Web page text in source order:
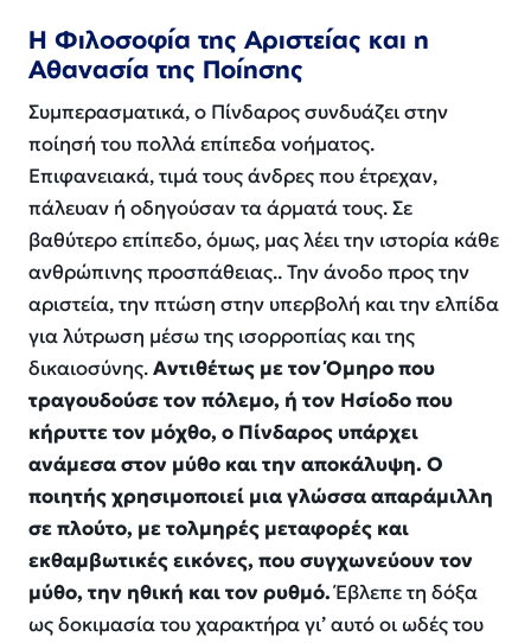
Η Φιλοσοφία της Αριστείας και η
Αθανασία της Ποίησης
Συμπερασματικά, ο Πίνδαρος συνδυάζει στην
ποίησή του πολλά επίπεδα νοήματος.
Επιφανειακά, τιμά τους άνδρες που έτρεχαν,
πάλευαν ή οδηγούσαν τα άρματά τους. Σε
βαθύτερο επίπεδο, όμως, μας λέει την ιστορία κάθε
ανθρώπινης προσπάθειας.. Την άνοδο προς την
αριστεία, την πτώση στην υπερβολή και την ελπίδα
για λύτρωση μέσω της ισορροπίας και της
δικαιοσύνης.Αντιθέτως με τον Όμηρο που
τραγουδούσε τον πόλεμο, ή τον Ησίοδο που
κήρυττε τον μόχθο, ο Πίνδαρος υπάρχει
ανάμεσα στον μύθο και την αποκάλυψη. Ο
ποιητής χρησιμοποιεί μια γλώσσα απαράμιλλη
σε πλούτο, με τολμηρές μεταφορές και
εκθαμβωτικές εικόνες, που συγχωνεύουν τον
μύθο, την ηθική και τον ρυθμό.Έβλεπε τη δόξα
ως δοκιμασία του χαρακτήρα γι’ αυτό οι ωδές του